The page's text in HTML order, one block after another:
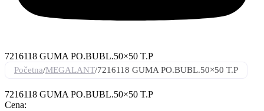
7216118 GUMA PO.BUBL.50×50 T.P
Početna/MEGALANT/7216118 GUMA PO.BUBL.50×50 T.P
7216118 GUMA PO.BUBL.50×50 T.P
Cena: